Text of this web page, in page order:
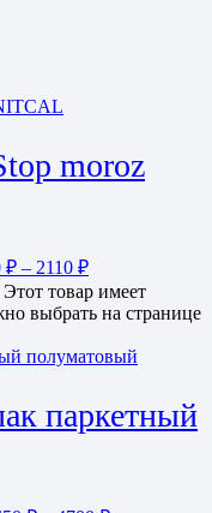
moroz
₽ – 2110 ₽
Этот товар имеет
выбрать на странице
паркетный